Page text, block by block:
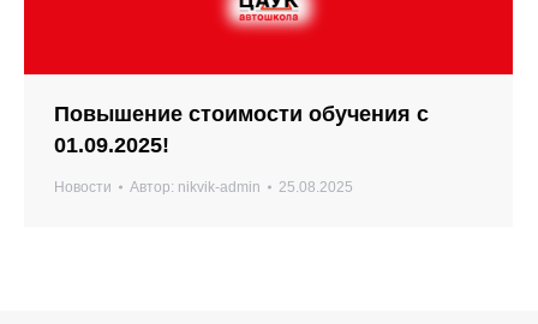
Повышение стоимости обучения с
01.09.2025!
Новости Автор: nikvik-admin 25.08.2025